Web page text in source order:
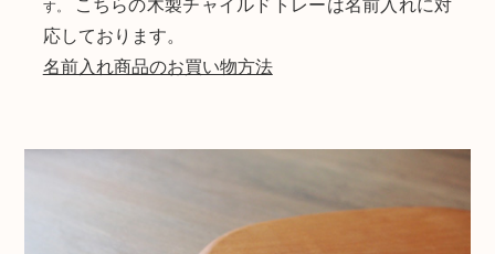
す。
こちらの木製チャイルドトレーは名前入れに対
応しております。
名前入れ商品のお買い物方法